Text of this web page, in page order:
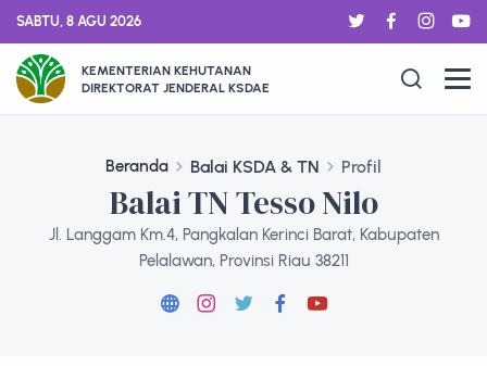
SABTU, 8 AGU 2026
KEMENTERIAN KEHUTANAN
DIREKTORAT JENDERAL KSDAE
Beranda Balai KSDA & TN Profil
Balai TN Tesso Nilo
Jl. Langgam Km.4, Pangkalan Kerinci Barat, Kabupaten
Pelalawan, Provinsi Riau 38211